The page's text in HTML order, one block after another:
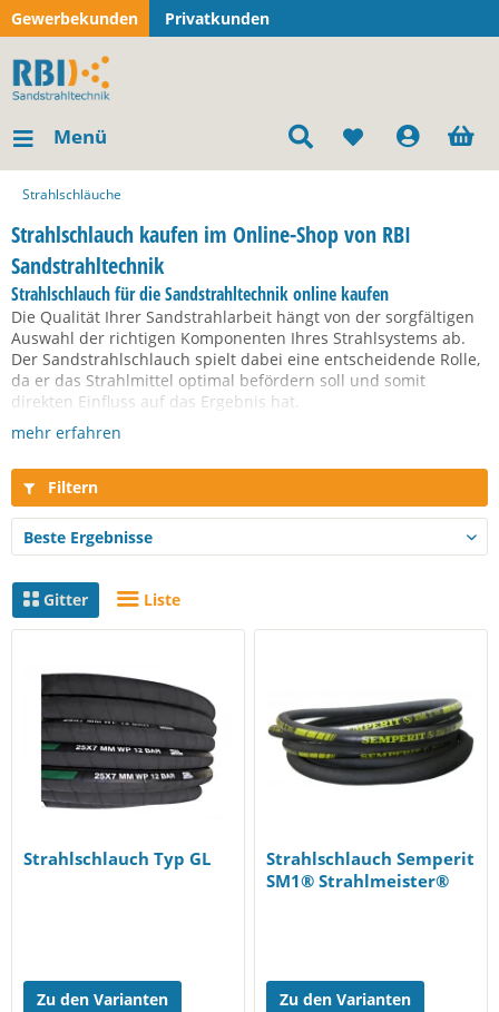
Gewerbekunden Privatkunden
Menü
Strahlschläuche
Strahlschlauch kaufen im Online-Shop von RBI
Sandstrahltechnik
Strahlschlauch für die Sandstrahltechnik online kaufen
Die Qualität Ihrer Sandstrahlarbeit hängt von der sorgfältigen
Auswahl der richtigen Komponenten Ihres Strahlsystems ab.
Der Sandstrahlschlauch spielt dabei eine entscheidende Rolle,
da er das Strahlmittel optimal befördern soll und somit
direkten Einfluss auf das Ergebnis hat.
Um dies zu erreichen, muss das
GesamtsystemSandstrahlgerät, Sandstrahlschlauch
und
Strahldüse
Gerne unterstützt Sie das RBI Sandstrahltechnik Team dabei,
die richtige Lösung für Ihre Sandstrahlaufgabe zu finden. Dazu
Entdecken Sie unsere erstklassige Auswahl an
Sandstrahlschläuchen vonSEMPERITundSEL Hoses!
mehr erfahren
Filtern
Gitter Liste
Strahlschlauch Typ GL
Zu den Varianten
Strahlschlauch Semperit
SM1® Strahlmeister®
Zu den Varianten